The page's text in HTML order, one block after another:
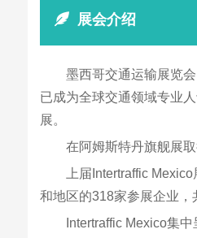
展会介绍
墨西哥交通运输展览
已成为全球交通领域专业
展。
在阿姆斯特丹旗舰展
上届Intertraffic
和地区的318家参展企业，
Intertraffic Mexico集